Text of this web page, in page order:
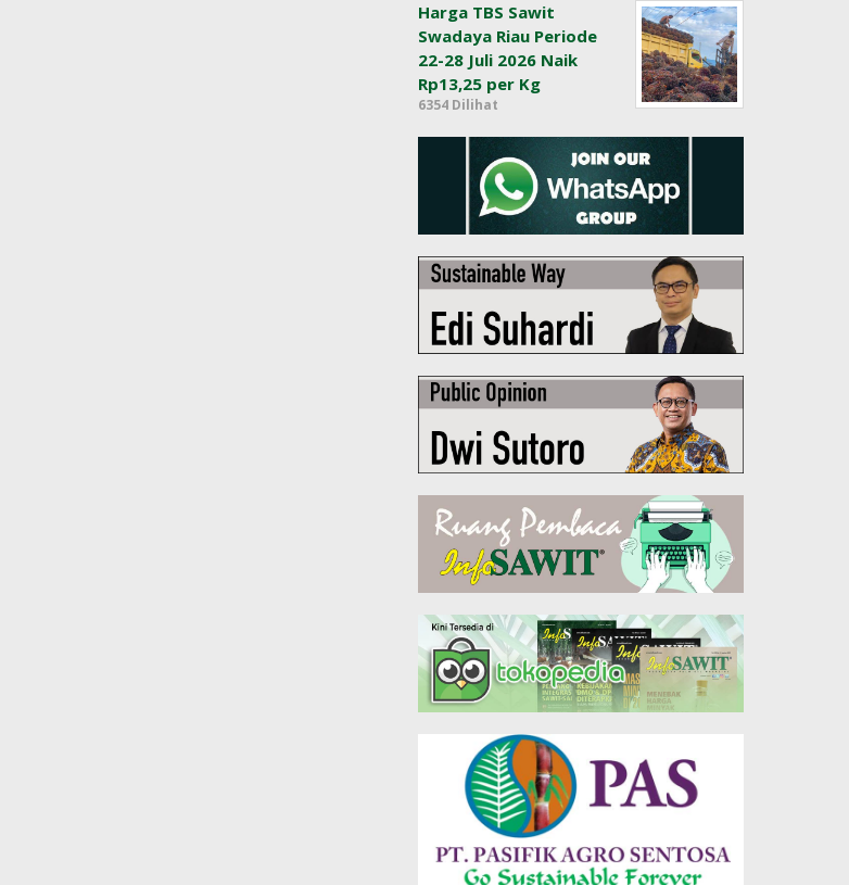
Harga TBS Sawit
Swadaya Riau Periode
22-28 Juli 2026 Naik
Rp13,25 per Kg
6354 Dilihat